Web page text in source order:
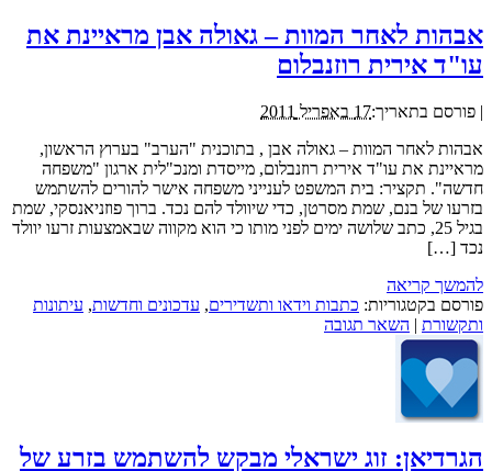
אבהות לאחר המוות – גאולה אבן מראיינת את
עו"ד אירית רוזנבלום
| פורסם בתאריך:17 באפריל 2011
אבהות לאחר המוות – גאולה אבן , בתוכנית "הערב" בערוץ הראשון,
מראיינת את עו"ד אירית רוזנבלום, מייסדת ומנכ"לית ארגון "משפחה
חדשה". תקציר: בית המשפט לענייני משפחה אישר להורים להשתמש
בזרעו של בנם, שמת מסרטן, כדי שיוולד להם נכד. ברוך פוזניאנסקי, שמת
בגיל 25, כתב שלושה ימים לפני מותו כי הוא מקווה שבאמצעות זרעו יוולד
נכד […]
להמשך קריאה
פורסם בקטגוריות: כתבות וידאו ותשדירים, עדכונים וחדשות, עיתונות
ותקשורת | השאר תגובה
הגרדיאן: זוג ישראלי מבקש להשתמש בזרע של